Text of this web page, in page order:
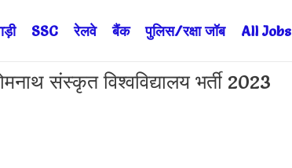
SSC रेलवे बैंक पुलिस/रक्षा जॉब All Jobs
संस्कृत विश्वविद्यालय भर्ती 2023